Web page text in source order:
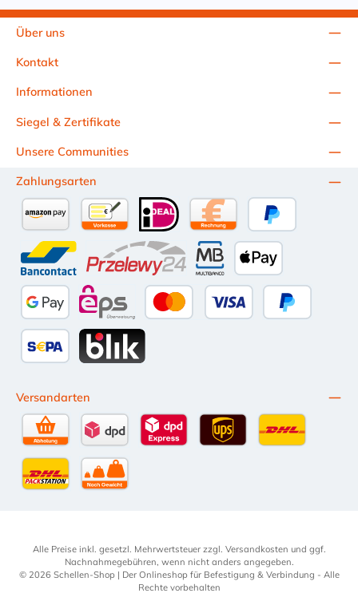
Über uns
Kontakt
Informationen
Unsere Communities
Siegel & Zertifikate
Zahlungsarten
PayPal
iDEAL Kauf auf Rechnung (10 Tage
Bancontact Przelewy24 Multibanco Apple Pay
Google Pay eps
Amazon Pay Vorkasse per Überweisung
Versandarten
DPD Standardversand
Selbstabholung
Alle Preise inkl. gesetzl. Mehrwertsteuer zzgl. Versandkosten und ggf.
Nachnahmegebühren, wenn nicht anders angegeben.
© 2026 Schellen-Shop | Der Onlineshop für Befestigung & Verbindung - Alle
Rechte vorbehalten